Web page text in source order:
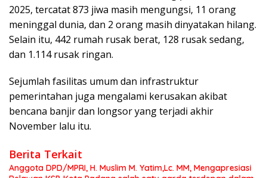
2025, tercatat 873 jiwa masih mengungsi, 11 orang
meninggal dunia, dan 2 orang masih dinyatakan hilang.
Selain itu, 442 rumah rusak berat, 128 rusak sedang,
dan 1.114 rusak ringan.
Sejumlah fasilitas umum dan infrastruktur
pemerintahan juga mengalami kerusakan akibat
bencana banjir dan longsor yang terjadi akhir
November lalu itu.
Berita Terkait
Anggota DPD/MPRI, H. Muslim M. Yatim,Lc. MM, Mengapresiasi